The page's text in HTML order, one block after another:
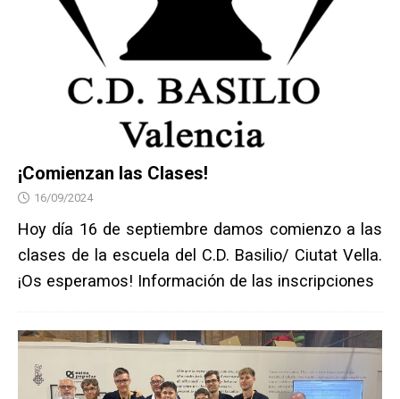
¡Comienzan las Clases!
16/09/2024
Hoy día 16 de septiembre damos comienzo a las
clases de la escuela del C.D. Basilio/ Ciutat Vella.
¡Os esperamos! Información de las inscripciones